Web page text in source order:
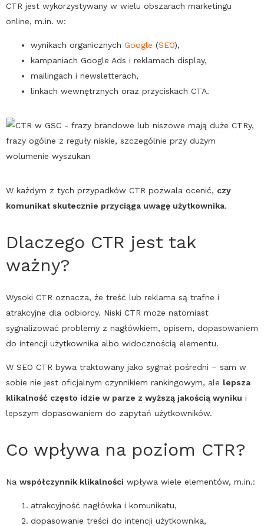
CTR jest wykorzystywany w wielu obszarach marketingu
online, m.in. w:
wynikach organicznych Google (SEO),
kampaniach Google Ads i reklamach display,
mailingach i newsletterach,
linkach wewnętrznych oraz przyciskach CTA.
W każdym z tych przypadków CTR pozwala ocenić, czy
komunikat skutecznie przyciąga uwagę użytkownika.
Dlaczego CTR jest tak
ważny?
Wysoki CTR oznacza, że treść lub reklama są trafne i
atrakcyjne dla odbiorcy. Niski CTR może natomiast
sygnalizować problemy z nagłówkiem, opisem, dopasowaniem
do intencji użytkownika albo widocznością elementu.
W SEO CTR bywa traktowany jako sygnał pośredni – sam w
sobie nie jest oficjalnym czynnikiem rankingowym, ale lepsza
klikalność często idzie w parze z wyższą jakością wyniku i
lepszym dopasowaniem do zapytań użytkowników.
Co wpływa na poziom CTR?
Na współczynnik klikalności wpływa wiele elementów, m.in.:
atrakcyjność nagłówka i komunikatu,
dopasowanie treści do intencji użytkownika,